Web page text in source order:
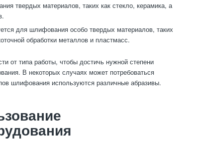
твердых материалов, таких как стекло, керамика, а
для шлифования особо твердых материалов, таких
обработки металлов и пластмасс.
от типа работы, чтобы достичь нужной степени
В некоторых случаях может потребоваться
шлифования используются различные абразивы.